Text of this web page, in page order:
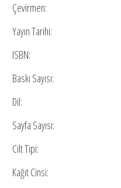
Çevirmen:
Yayın Tarihi:
ISBN:
Baskı Sayısı:
Dil:
Sayfa Sayısı:
Cilt Tipi:
Kağıt Cinsi: